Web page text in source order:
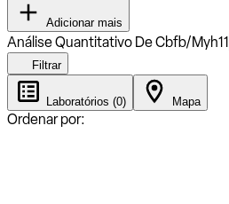
Adicionar mais
Análise Quantitativo De Cbfb/Myh11
Filtrar
Laboratórios (0) Mapa
Ordenar por: